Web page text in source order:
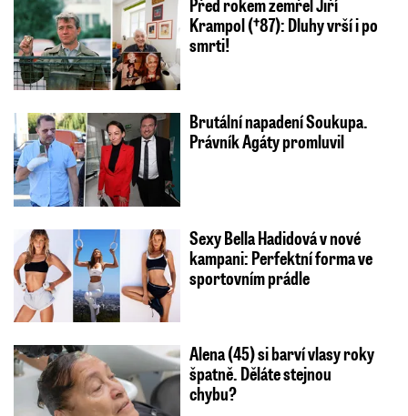
Krampol (†87): Dluhy vrší i po
smrti!
Brutální napadení Soukupa.
Právník Agáty promluvil
Sexy Bella Hadidová v nové
kampani: Perfektní forma ve
sportovním prádle
Alena (45) si barví vlasy roky
špatně. Děláte stejnou
chybu?